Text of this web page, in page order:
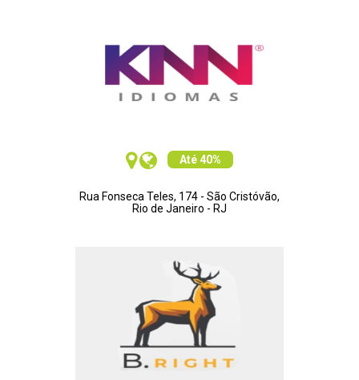
Até 40%
Rua Fonseca Teles, 174 - São Cristóvão,
Rio de Janeiro - RJ